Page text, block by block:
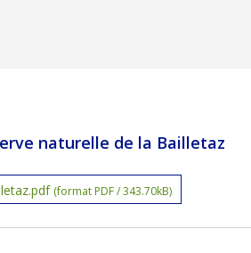
naturelle de la Bailletaz
(format PDF / 343.70kB)